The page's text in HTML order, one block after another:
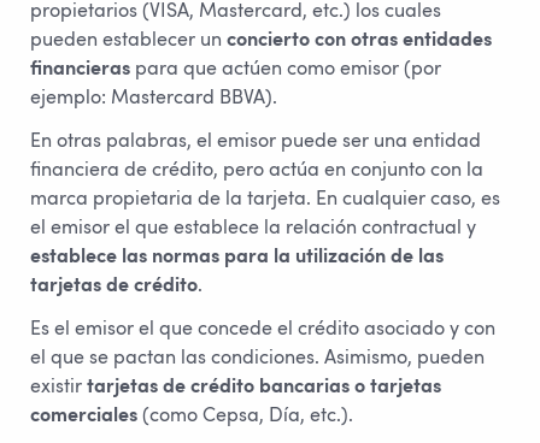
propietarios (VISA, Mastercard, etc.) los cuales
pueden establecer un concierto con otras entidades
financieras para que actúen como emisor (por
ejemplo: Mastercard BBVA).
En otras palabras, el emisor puede ser una entidad
financiera de crédito, pero actúa en conjunto con la
marca propietaria de la tarjeta. En cualquier caso, es
el emisor el que establece la relación contractual y
establece las normas para la utilización de las
tarjetas de crédito.
Es el emisor el que concede el crédito asociado y con
el que se pactan las condiciones. Asimismo, pueden
existir tarjetas de crédito bancarias o tarjetas
comerciales (como Cepsa, Día, etc.).